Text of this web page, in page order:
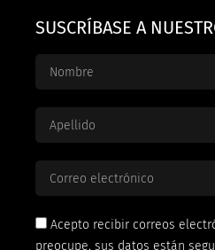
SUSCRÍBASE A
Acepto recibir correos
preocupe, sus datos están